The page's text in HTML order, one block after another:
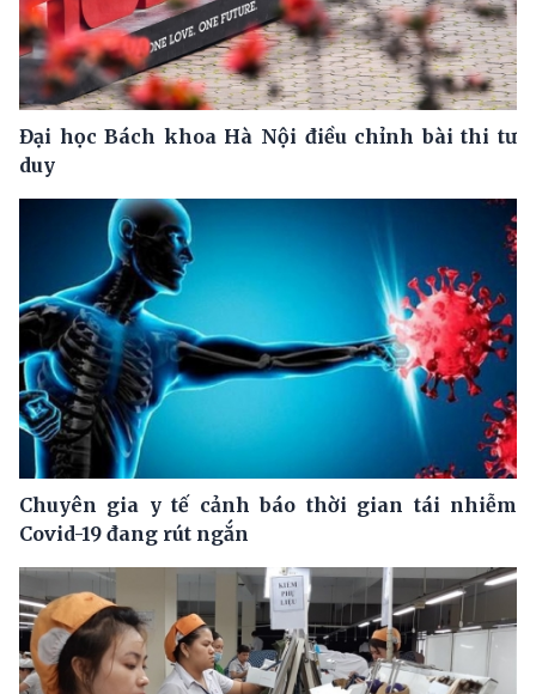
Đại học Bách khoa Hà Nội điều chỉnh bài thi tư
duy
Chuyên gia y tế cảnh báo thời gian tái nhiễm
Covid-19 đang rút ngắn